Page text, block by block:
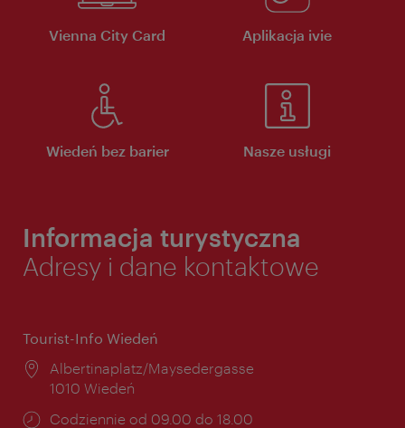
Vienna City Card Aplikacja ivie
Wiedeń bez barier Nasze usługi
Informacja turystyczna
Adresy i dane kontaktowe
Tourist-Info Wiedeń
Miejsce:
Albertinaplatz/Maysedergasse
1010 Wiedeń
Godziny
Codziennie od 09.00 do 18.00